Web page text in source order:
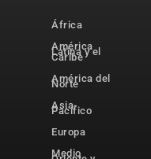
África
América
Latina y el
Caribe
América del
Norte
Asia-
Pacífico
Europa
Medio